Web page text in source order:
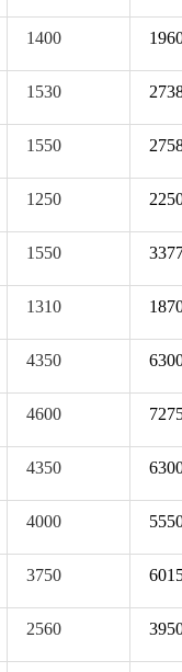
1400
1530
1550
1250
1550
1310
4350
4600
4350
4000
3750
2560